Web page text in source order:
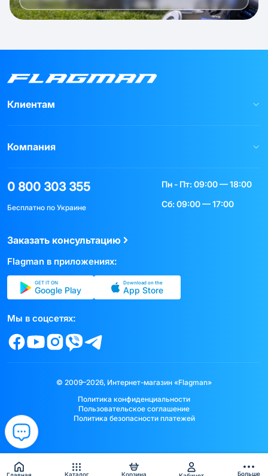
Каталог Корзина Больше
Клиентам
Компания
0 800 303 355
Бесплатно по Украине
Пн - Пт: 09:00 — 18:00
Сб: 09:00 — 17:00
Заказать консультацию
Flagman в приложениях:
GET IT ON
Google Play
Download on the
App Store
Мы в соцсетях:
© 2009–2026, Интернет-магазин «Flagman»
Политика конфиденциальности
Пользовательское соглашение
Политика безопасности платежей